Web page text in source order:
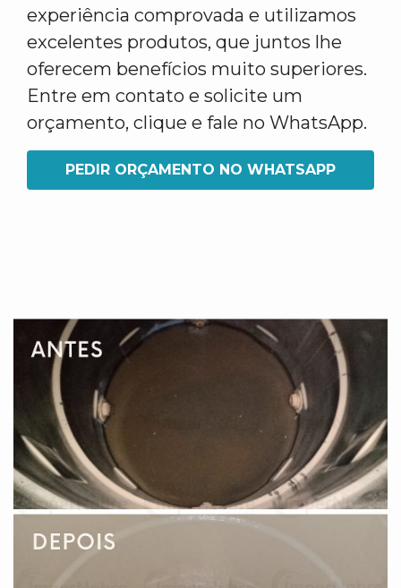
experiência comprovada e utilizamos
excelentes produtos, que juntos lhe
oferecem benefícios muito superiores.
Entre em contato e solicite um
orçamento, clique e fale no WhatsApp.
PEDIR ORÇAMENTO NO WHATSAPP